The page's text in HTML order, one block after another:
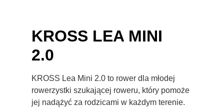
KROSS LEA MINI
2.0
KROSS Lea Mini 2.0 to rower dla młodej
rowerzystki szukającej roweru, który pomoże
jej nadążyć za rodzicami w każdym terenie.